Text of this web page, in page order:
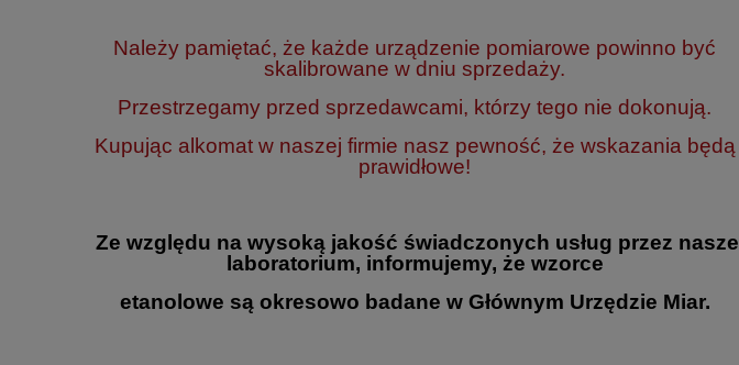
Należy pamiętać, że każde urządzenie pomiarowe powinno być
skalibrowane w dniu sprzedaży.
Przestrzegamy przed sprzedawcami, którzy tego nie dokonują.
Kupując alkomat w naszej firmie nasz pewność, że wskazania będą
prawidłowe!
Ze względu na wysoką jakość świadczonych usług przez nasze
laboratorium, informujemy, że wzorce
etanolowe są okresowo badane w Głównym Urzędzie Miar.